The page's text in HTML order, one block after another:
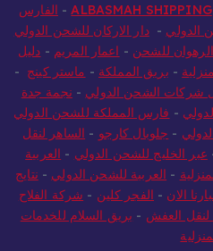
ALBASMAH SHIPPING
- الفارس
الدولي -دار الاركان للشحن الدولي
الرهوان للشحن - اعمار المريم - دليل
- بريق المملكة - ماستر كينج -
شركات الشحن الدولي - نجمة جدة
- فارس المملكة للشحن الدولي
- جلوبال كارجو - الساهر لنقل
عبر الخليج للشحن الدولي - العربية
- العربية للشحن الدولي - نتايج
الان - الفجر كلين - شركة الفلاح
لنقل العفش - بريق السلام للخدمات